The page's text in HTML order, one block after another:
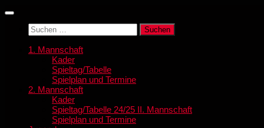
Zum
springenSuchen
nach:
1. Mannschaft
Kader
Spieltag/Tabelle
Spielplan und Termine
2. Mannschaft
Kader
Spieltag/Tabelle 24/25 II. Mannschaft
Spielplan und Termine